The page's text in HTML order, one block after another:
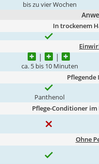
bis zu vier Wochen
In trockenem
ca. 5 bis 10 Minuten
Panthenol
Pflege-Conditioner
Ohne